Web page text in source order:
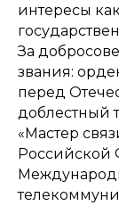
интересы
За
звания:
перед
доблестный
«Мастер
Российской